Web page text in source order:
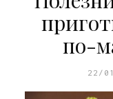
по-
22/